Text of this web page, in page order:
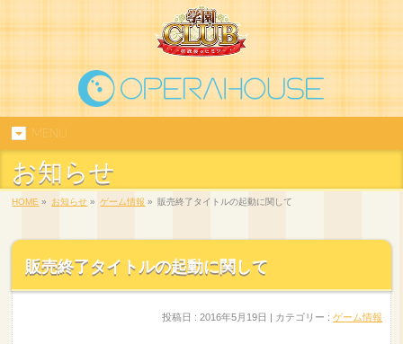
MENU
お知らせ
HOME » お知らせ » ゲーム情報 » 販売終了タイトルの起動に関して
販売終了タイトルの起動に関して
投稿日 : 2016年5月19日 | カテゴリー :ゲーム情報